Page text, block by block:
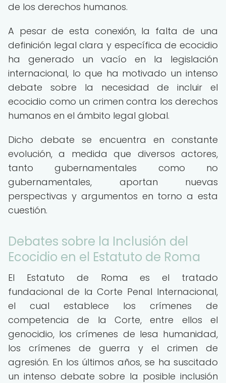
de los derechos humanos.
A pesar de esta conexión, la falta de una
definición legal clara y específica de ecocidio
ha generado un vacío en la legislación
internacional, lo que ha motivado un intenso
debate sobre la necesidad de incluir el
ecocidio como un crimen contra los derechos
humanos en el ámbito legal global.
Dicho debate se encuentra en constante
evolución, a medida que diversos actores,
tanto gubernamentales como no
gubernamentales, aportan nuevas
perspectivas y argumentos en torno a esta
cuestión.
Debates sobre la Inclusión del
Ecocidio en el Estatuto de Roma
El Estatuto de Roma es el tratado
fundacional de la Corte Penal Internacional,
el cual establece los crímenes de
competencia de la Corte, entre ellos el
genocidio, los crímenes de lesa humanidad,
los crímenes de guerra y el crimen de
agresión. En los últimos años, se ha suscitado
un intenso debate sobre la posible inclusión